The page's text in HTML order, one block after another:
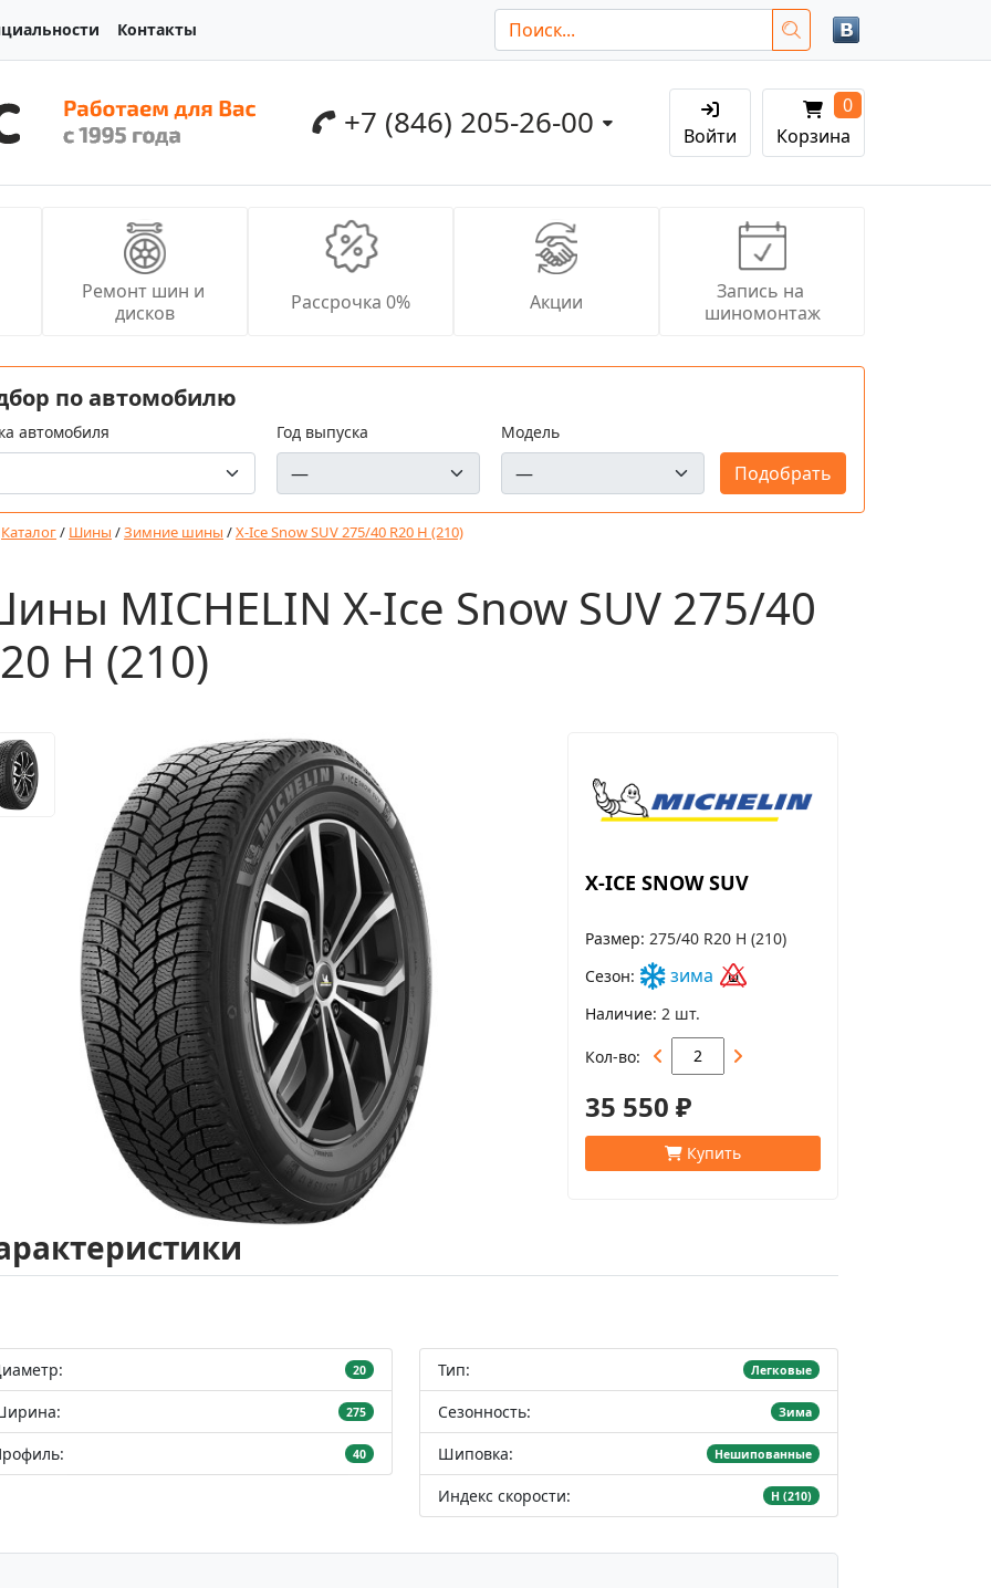
Контакты
+7 (846) 205-26-00 Войти Корзина
0
Ремонт шин и
дисков
Рассрочка 0% Акции
Запись на
шиномонтаж
по автомобилю
автомобиля Год выпуска Модель
Каталог/ Шины /Зимние шины /X-Ice Snow SUV 275/40 R20 H (210)
MICHELIN X-Ice Snow SUV 275/40
H (210)
X-ICE SNOW SUV
Размер 275/40 R20 H (210)
Сезон
зима
Наличие 2 шт.
Кол-во
35 550 ₽
Купить
20
275
40
Тип: Легковые
Сезонность: Зима
Шиповка: Нешипованные
Индекс скорости: H (210)